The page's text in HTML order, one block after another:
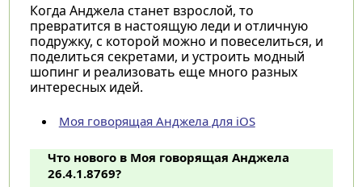
Когда Анджела станет взрослой, то
превратится в настоящую леди и отличную
подружку, с которой можно и повеселиться, и
поделиться секретами, и устроить модный
шопинг и реализовать еще много разных
интересных идей.
Моя говорящая Анджела для iOS
Что нового в Моя говорящая Анджела
26.4.1.8769?